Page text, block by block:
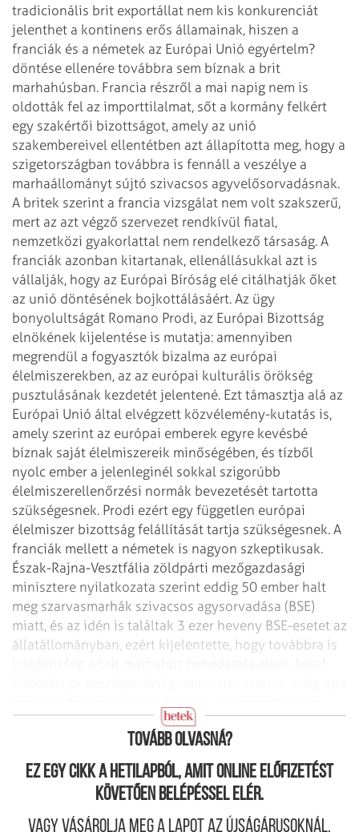
tradicionális brit exportállat nem kis konkurenciát
jelenthet a kontinens erős államainak, hiszen a
franciák és a németek az Európai Unió egyértelm?
döntése ellenére továbbra sem bíznak a brit
marhahúsban. Francia részről a mai napig nem is
oldották fel az importtilalmat, sőt a kormány felkért
egy szakértői bizottságot, amely az unió
szakembereivel ellentétben azt állapította meg, hogy a
szigetországban továbbra is fennáll a veszélye a
marhaállományt sújtó szivacsos agyvelősorvadásnak.
A britek szerint a francia vizsgálat nem volt szakszerű,
mert az azt végző szervezet rendkívül fiatal,
nemzetközi gyakorlattal nem rendelkező társaság. A
franciák azonban kitartanak, ellenállásukkal azt is
vállalják, hogy az Európai Bíróság elé citálhatják őket
az unió döntésének bojkottálásáért. Az ügy
bonyolultságát Romano Prodi, az Európai Bizottság
elnökének kijelentése is mutatja: amennyiben
megrendül a fogyasztók bizalma az európai
élelmiszerekben, az az európai kulturális örökség
pusztulásának kezdetét jelentené. Ezt támasztja alá az
Európai Unió által elvégzett közvélemény-kutatás is,
amely szerint az európai emberek egyre kevésbé
bíznak saját élelmiszereik minőségében, és tízből
nyolc ember a jelenleginél sokkal szigorúbb
élelmiszerellenőrzési normák bevezetését tartotta
szükségesnek. Prodi ezért egy független európai
élelmiszer bizottság felállítását tartja szükségesnek. A
franciák mellett a németek is nagyon szkeptikusak.
Észak-Rajna-Vesztfália zöldpárti mezőgazdasági
minisztere nyilatkozata szerint eddig 50 ember halt
meg szarvasmarhák szivacsos agysorvadása (BSE)
miatt, és az idén is találtak 3 ezer heveny BSE-esetet az
állatállományban, ezért kijelentette, hogy továbbra is
feloldása felelőtlenség az Európai Uniórészéről.
Tovább olvasná?
Ez egy cikk a hetilapból, amit online előfizetést
követően belépéssel elér.
Vagy vásárolja meg a lapot az újságárusoknál.